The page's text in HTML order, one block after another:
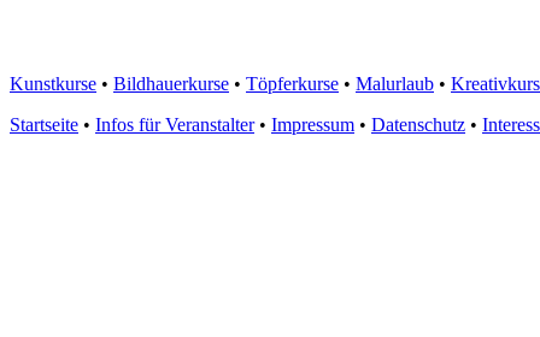
Kunstkurse • Bildhauerkurse • Töpferkurse • Malurlaub •
Startseite • Infos für Veranstalter• Impressum • Datenschutz •